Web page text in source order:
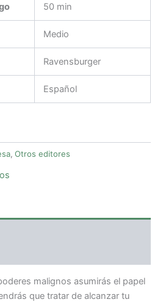
50 min
Medio
Ravensburger
Español
, Otros editores
malignos asumirás el papel
que tratar de alcanzar tu